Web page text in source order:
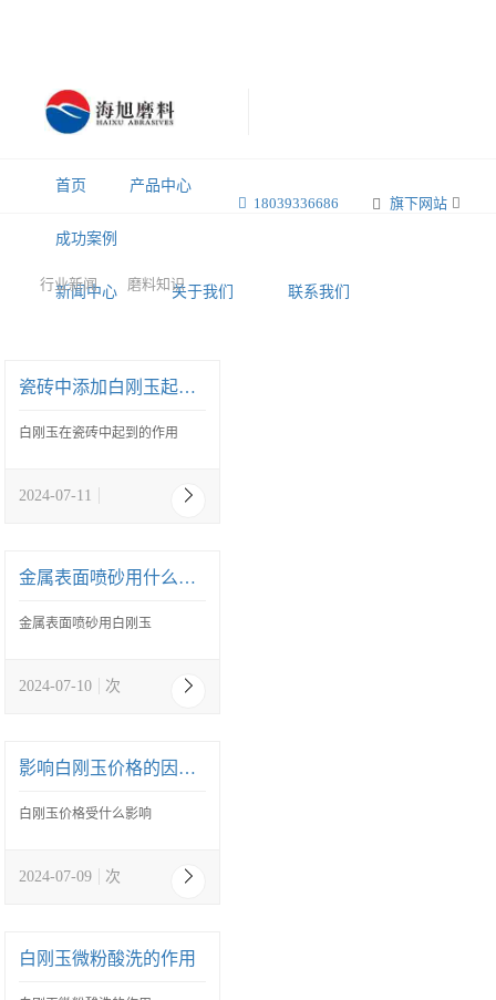
旗下网站
18039336686
首页 产品中心
成功案例
新闻中心 关于我们 联系我们
行业新闻 磨料知识
瓷砖中添加白刚玉起到的作用
白刚玉在瓷砖中起到的作用
2024-07-11
金属表面喷砂用什么金刚砂？
金属表面喷砂用白刚玉
2024-07-10 次
影响白刚玉价格的因素？
白刚玉价格受什么影响
2024-07-09 次
白刚玉微粉酸洗的作用